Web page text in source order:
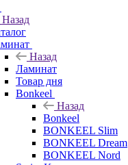
Назад
Назад
Ламинат
Товар дня
Bonkeel
Назад
Bonkeel
BONKEEL Slim
BONKEEL Dream
BONKEEL Nord